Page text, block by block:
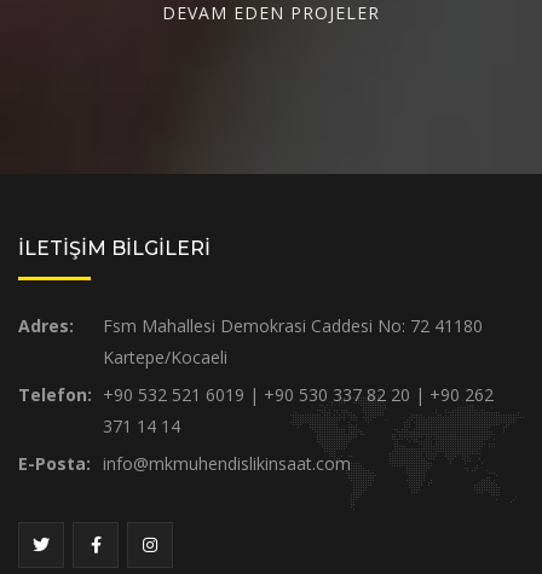
DEVAM EDEN PROJELER
İLETİŞİM BİLGİLERİ
Adres:
Fsm Mahallesi Demokrasi Caddesi No: 72 41180
Kartepe/Kocaeli
Telefon: +90 532 521 6019 | +90 530 337 82 20 | +90 262
371 14 14
E-Posta:
info@mkmuhendislikinsaat.com